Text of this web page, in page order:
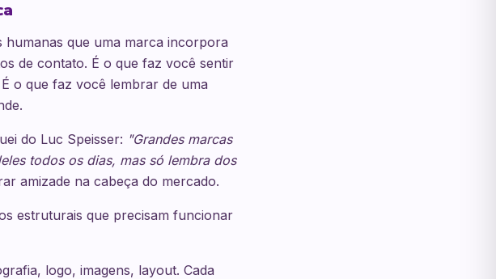
humanas que uma marca incorpora
de contato. É o que faz você sentir
o que faz você lembrar de uma
do Luc Speisser: "Grandes marcas
todos os dias, mas só lembra dos
amizade na cabeça do mercado.
estruturais que precisam funcionar
logo, imagens, layout. Cada